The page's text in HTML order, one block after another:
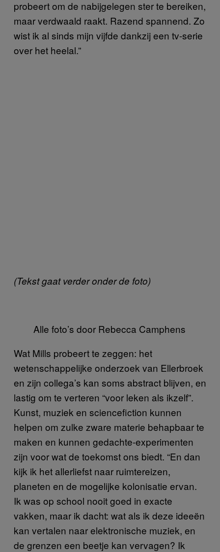
probeert om de nabijgelegen ster te bereiken,
maar verdwaald raakt. Razend spannend. Zo
wist ik al sinds mijn vijfde dankzij een tv-serie
over het heelal.”
(Tekst gaat verder onder de foto)
Alle foto’s door Rebecca Camphens
Wat Mills probeert te zeggen: het
wetenschappelijke onderzoek van Ellerbroek
en zijn collega’s kan soms abstract blijven, en
lastig om te verteren “voor leken als ikzelf”.
Kunst, muziek en sciencefiction kunnen
helpen om zulke zware materie behapbaar te
maken en kunnen gedachte-experimenten
zijn voor wat de toekomst ons biedt. “En dan
kijk ik het allerliefst naar ruimtereizen,
planeten en de mogelijke kolonisatie ervan.
Ik was op school nooit goed in exacte
vakken, maar ik dacht: wat als ik deze ideeën
kan vertalen naar elektronische muziek, en
de grenzen een beetje kan vervagen? Ik